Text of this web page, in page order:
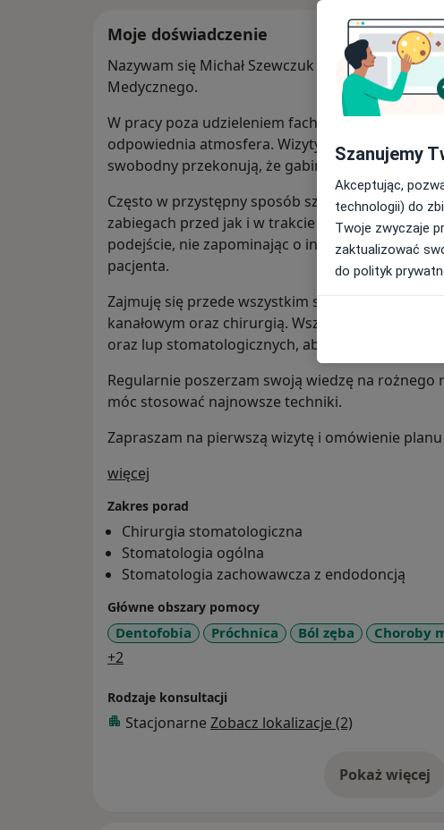
Moje doświadczenie
Nazywam się Michał Szewczuk i jestem
Medycznego.
W pracy poza udzieleniem fachowej pomocy, liczy
odpowiednia atmosfera. Wizyty u mnie w sposób
swobodny przekonują, że gabinet
Często w przystępny sposób szczegółowo
zabiegach przed jak i w trakcie ich trwania.
podejście, nie zapominając o indywidualnych
pacjenta.
Zajmuję się przede wszystkim stomatologią
kanałowym oraz chirurgią. Wszystkie zabiegi
oraz lup stomatologicznych, aby nadać swojej
Regularnie poszerzam swoją wiedzę na rożnego
móc stosować najnowsze techniki.
Zapraszam na pierwszą wizytę i omówienie planu
więcej
Zakres porad
Chirurgia stomatologiczna
Stomatologia ogólna
Stomatologia zachowawcza z endodoncją
Główne obszary pomocy
Dentofobia Próchnica Ból zęba Choroby
+2
Rodzaje konsultacji
Stacjonarne Zobacz lokalizacje (2)
Pokaż więcej
o
Szanujemy
Akceptując,
technologii) do
Twoje zwyczaje
zaktualizować
do polityk